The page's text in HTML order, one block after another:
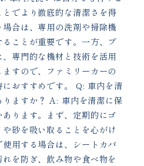
でより徹底的な清潔さを得
合は、専用の洗剤や掃除機
ことが重要です。一方、プ
専門的な機材と技術を活用
すので、ファミリーカーの
おすすめです。 Q: 車内を清
ますか？ A: 車内を清潔に保
ります。まず、定期的にゴ
砂を吸い取ることを心がけ
用する場合は、シートカバ
を防ぎ、飲み物や食べ物を